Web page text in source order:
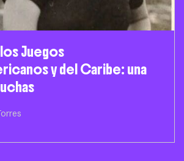
Juegos
y del Caribe: una